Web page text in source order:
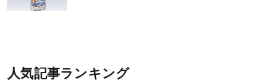
人気記事ランキング